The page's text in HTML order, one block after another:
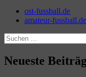
ost-fussball.de
amateur-fussball.de
Suchen
nach:
Neueste